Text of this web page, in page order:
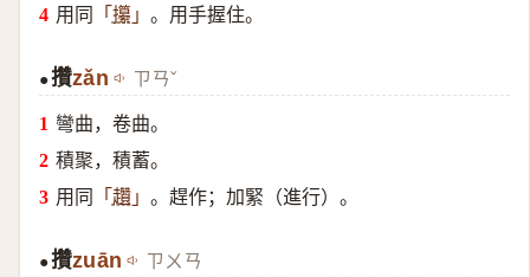
用同 「 攥」 。用手握住。
●攢zǎn ㄗㄢˇ
彎曲，卷曲。
積聚，積蓄。
用同 「 趲」 。趕作；加緊（進行）。
●攢zuān ㄗㄨㄢ